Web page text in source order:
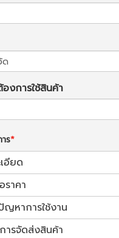
องการใช้สินค้า
ร
อียด
ราคา
ญหาการใช้งาน
ารจัดส่งสินค้า